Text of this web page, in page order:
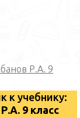
Р.А. 9
к учебнику:
9 класс